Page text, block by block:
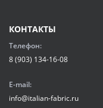
КОНТАКТЫ
Телефон:
8 (903) 134-16-08
E-mail:
info@italian-fabric.ru